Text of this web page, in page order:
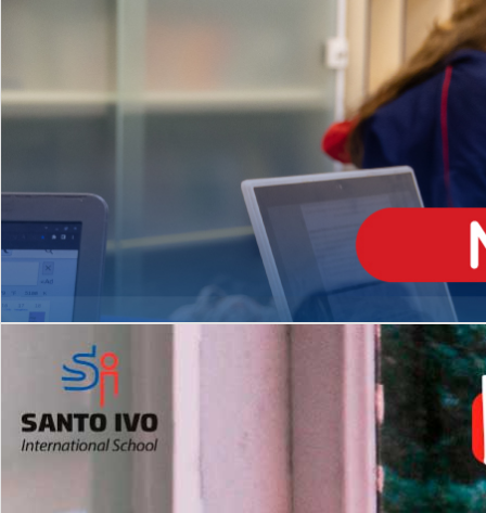
Matrículas Abertas 2026
MÉDIO
igh School
Dupla Diplomação
2º AO 5º ANO FUNDAMENTAL